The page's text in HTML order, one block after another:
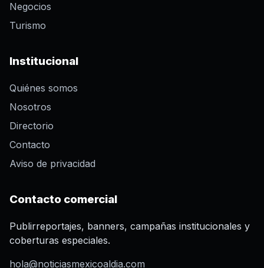
Negocios
Turismo
Institucional
Quiénes somos
Nosotros
Directorio
Contacto
Aviso de privacidad
Contacto comercial
Publirreportajes, banners, campañas institucionales y
coberturas especiales.
hola@noticiasmexicoaldia.com